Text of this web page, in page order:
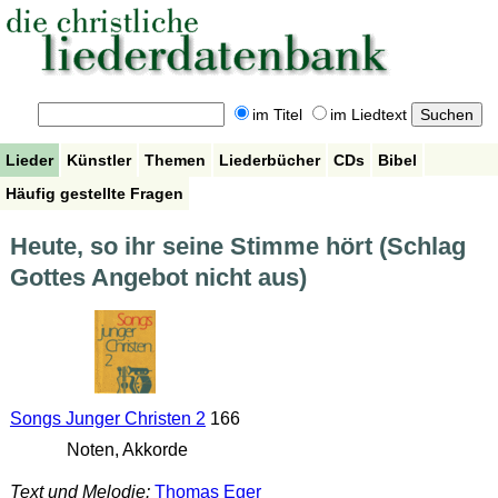
im Titel im Liedtext
Lieder Künstler Themen Liederbücher CDs
Bibel
Häufig gestellte Fragen
Heute, so ihr seine Stimme hört (Schlag
Gottes Angebot nicht aus)
Songs Junger Christen 2 166
Noten, Akkorde
Text und Melodie: Thomas Eger